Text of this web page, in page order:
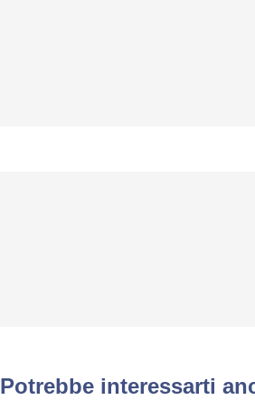
Potrebbe interessarti